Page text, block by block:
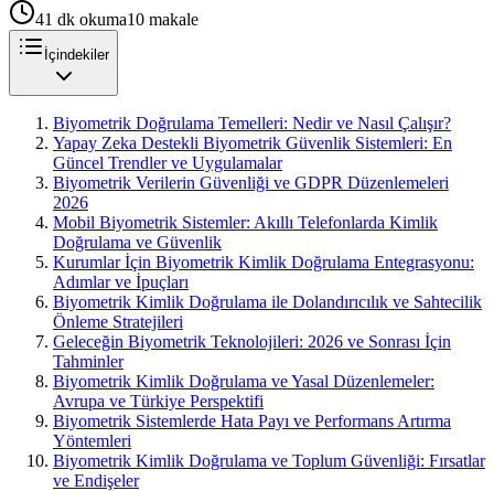
41 dk okuma10 makale
İçindekiler
Biyometrik Doğrulama Temelleri: Nedir ve Nasıl Çalışır?
Yapay Zeka Destekli Biyometrik Güvenlik Sistemleri: En
Güncel Trendler ve Uygulamalar
Biyometrik Verilerin Güvenliği ve GDPR Düzenlemeleri
2026
Mobil Biyometrik Sistemler: Akıllı Telefonlarda Kimlik
Doğrulama ve Güvenlik
Kurumlar İçin Biyometrik Kimlik Doğrulama Entegrasyonu:
Adımlar ve İpuçları
Biyometrik Kimlik Doğrulama ile Dolandırıcılık ve Sahtecilik
Önleme Stratejileri
Geleceğin Biyometrik Teknolojileri: 2026 ve Sonrası İçin
Tahminler
Biyometrik Kimlik Doğrulama ve Yasal Düzenlemeler:
Avrupa ve Türkiye Perspektifi
Biyometrik Sistemlerde Hata Payı ve Performans Artırma
Yöntemleri
Biyometrik Kimlik Doğrulama ve Toplum Güvenliği: Fırsatlar
ve Endişeler